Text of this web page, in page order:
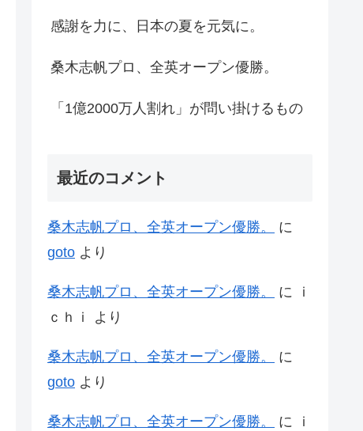
感謝を力に、日本の夏を元気に。
桑木志帆プロ、全英オープン優勝。
「1億2000万人割れ」が問い掛けるもの
最近のコメント
桑木志帆プロ、全英オープン優勝。
に
goto より
桑木志帆プロ、全英オープン優勝。 に
ｉ
ｃｈｉ
より
桑木志帆プロ、全英オープン優勝。
に
goto より
桑木志帆プロ、全英オープン優勝。 に
ｉ